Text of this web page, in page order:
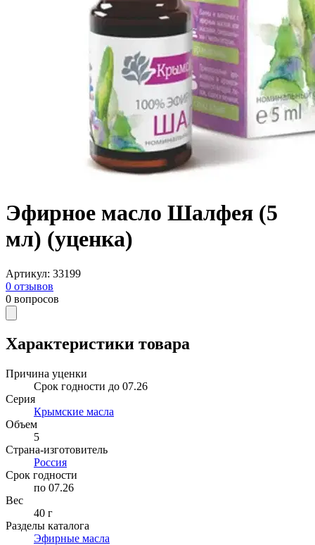
Эфирное масло Шалфея (5
мл) (уценка)
Артикул: 33199
0 отзывов
0 вопросов
Характеристики товара
Причина уценки
Срок годности до 07.26
Серия
Крымские масла
Объем
5
Страна-изготовитель
Россия
Срок годности
по 07.26
Вес
40 г
Разделы каталога
Эфирные масла